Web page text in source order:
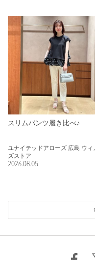
スリムパンツ履き比べ♪
ユナイテッドアローズ 広島 ウィ
ズストア
2026.08.05